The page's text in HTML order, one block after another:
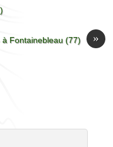
»
Fontainebleau (77)